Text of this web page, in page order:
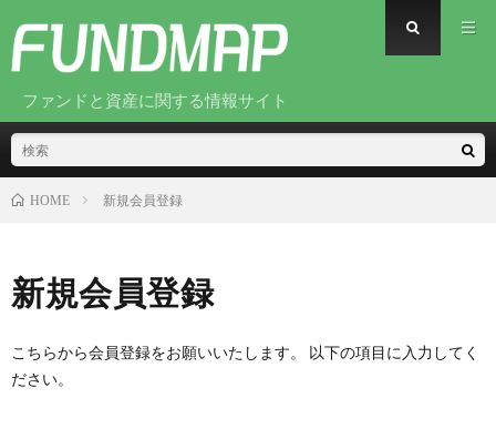
ファンドと資産に関する情報サイト
HOME 新規会員登録
新規会員登録
こちらから会員登録をお願いいたします。 以下の項目に入力してく
ださい。